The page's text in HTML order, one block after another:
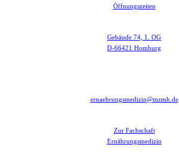
Öffnungszeiten
Gebäude 74, 1. OG
D-66421 Homburg
ernaehrungsmedizin@mzmh.de
Zur Fachschaft
Ernährungsmedizin